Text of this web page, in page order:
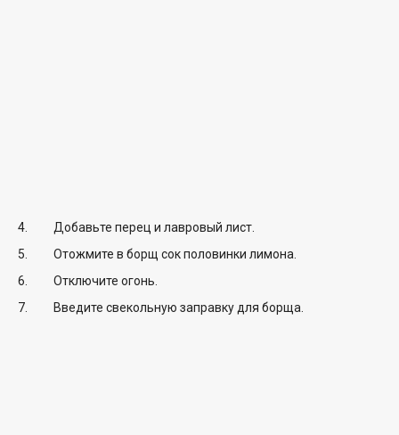
Добавьте перец и лавровый лист.
Отожмите в борщ сок половинки лимона.
Отключите огонь.
Введите свекольную заправку для борща.